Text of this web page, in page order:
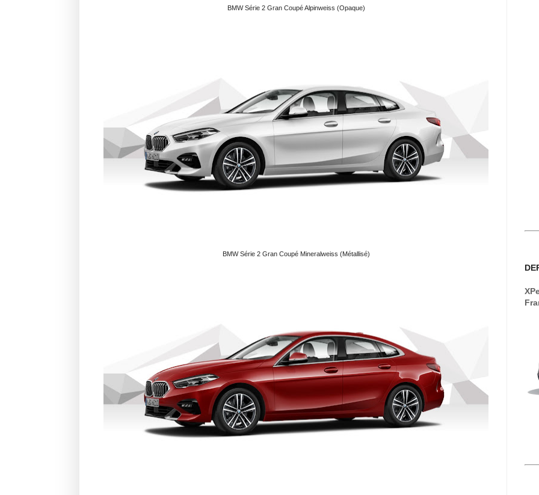
BMW Série 2 Gran Coupé Alpinweiss (Opaque)
BMW Série 2 Gran Coupé Mineralweiss (Métallisé)